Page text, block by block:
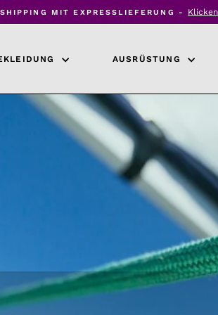
Diashow
MIT EXPRESSLIEFERUNG -
AUSRÜSTUNG